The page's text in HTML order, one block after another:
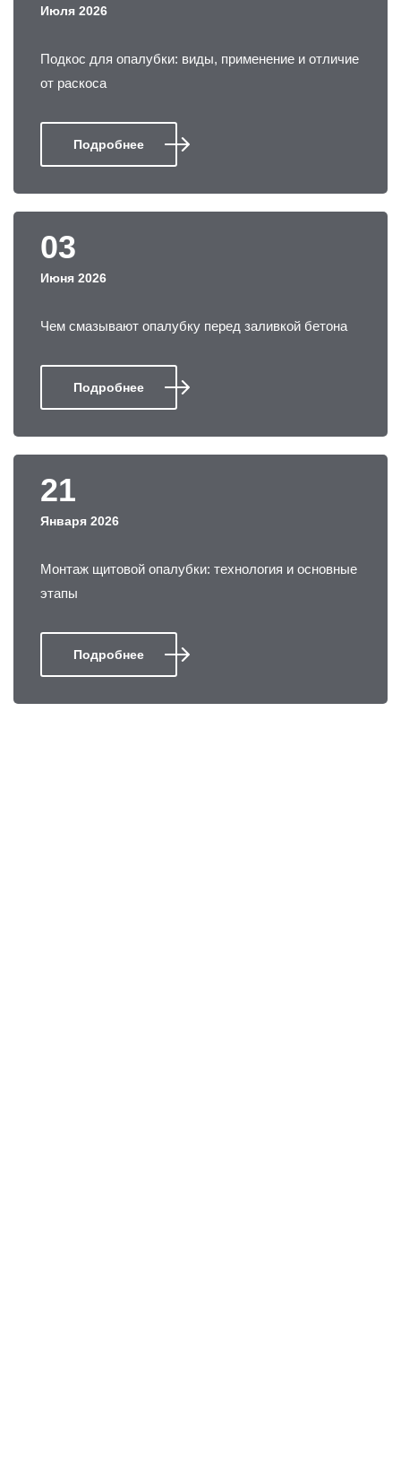
Июля 2026
Подкос для опалубки: виды, применение и отличие
от раскоса
Подробнее
03
Июня 2026
Чем смазывают опалубку перед заливкой бетона
Подробнее
21
Января 2026
Монтаж щитовой опалубки: технология и основные
этапы
Подробнее